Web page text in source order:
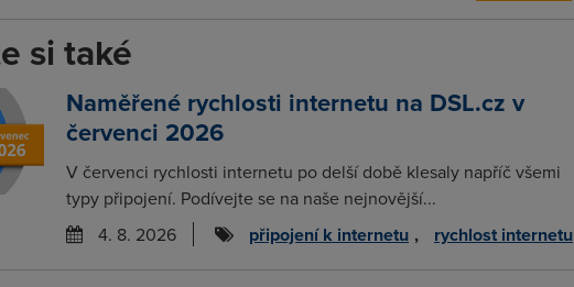
si také
Naměřené rychlosti internetu na DSL.cz v
červenci 2026
V červenci rychlosti internetu po delší době klesaly napříč všemi
typy připojení. Podívejte se na naše nejnovější...
4. 8. 2026
připojení k internetu , rychlost internetu